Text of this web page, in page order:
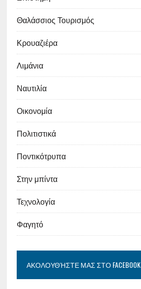
Θαλάσσιος Τουρισμός
Κρουαζιέρα
Λιμάνια
Ναυτιλία
Οικονομία
Πολιτιστικά
Ποντικότρυπα
Στην μπίντα
Τεχνολογία
Φαγητό
ΑΚΟΛΟΥΘΉΣΤΕ ΜΑΣ ΣΤΟ FACEBOOK